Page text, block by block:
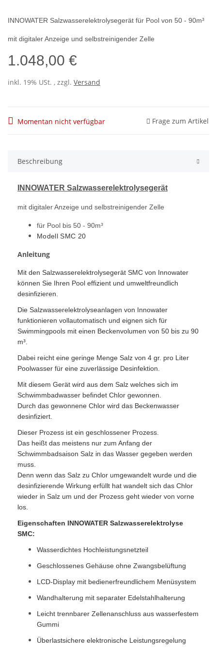
INNOWATER Salzwasserelektrolysegerät für Pool von 50 - 90m³
mit digitaler Anzeige und selbstreinigender Zelle
1.048,00 €
inkl. 19% USt. , zzgl. Versand
Momentan nicht verfügbar Frage zum Artikel
Beschreibung
INNOWATER Salzwasserelektrolysegerät
mit digitaler Anzeige und selbstreinigender Zelle
für Pool bis 50 - 90m³
Modell SMC 20
Anleitung
Mit den Salzwasserelektrolysegerät SMC von Innowater
können Sie Ihren Pool effizient und umweltfreundlich
desinfizieren.
Die Salzwasserelektrolyseanlagen von Innowater
funktionieren vollautomatisch und eignen sich für
Swimmingpools mit einen Beckenvolumen von 50 bis zu 90
m³.
Dabei reicht eine geringe Menge Salz von 4 gr. pro Liter
Poolwasser für eine zuverlässige Desinfektion.
Mit diesem Gerät wird aus dem Salz welches sich im
Schwimmbadwasser befindet Chlor gewonnen.
Durch das gewonnene Chlor wird das Beckenwasser
desinfiziert.
Dieser Prozess ist ein geschlossener Prozess.
Das heißt das meistens nur zum Anfang der
Schwimmbadsaison Salz in das Wasser gegeben werden
muss.
Denn wenn das Salz zu Chlor umgewandelt wurde und die
desinfizierende Wirkung erfüllt hat wandelt sich das Chlor
wieder in Salz um und der Prozess geht wieder von vorne
los.
Eigenschaften INNOWATER Salzwasserelektrolyse
SMC:
Wasserdichtes Hochleistungsnetzteil
Geschlossenes Gehäuse ohne Zwangsbelüftung
LCD-Display mit bedienerfreundlichem Menüsystem
Wandhalterung mit separater Edelstahlhalterung
Leicht trennbarer Zellenanschluss aus wasserfestem
Gummi
Überlastsichere elektronische Leistungsregelung